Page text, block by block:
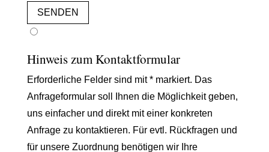
SENDEN
Hinweis zum Kontaktformular
Erforderliche Felder sind mit * markiert. Das
Anfrageformular soll Ihnen die Möglichkeit geben,
uns einfacher und direkt mit einer konkreten
Anfrage zu kontaktieren. Für evtl. Rückfragen und
für unsere Zuordnung benötigen wir Ihre